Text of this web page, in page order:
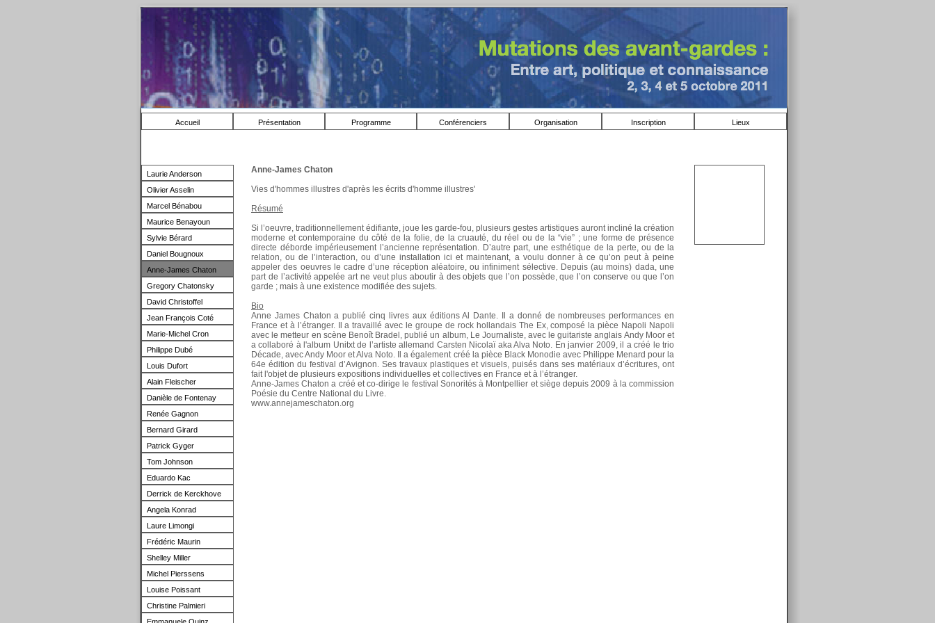
Accueil Présentation Programme Conférenciers Organisation Inscription Lieux
Laurie Anderson
Olivier Asselin
Marcel Bénabou
Maurice Benayoun
Sylvie Bérard
Daniel Bougnoux
Anne-James Chaton
Gregory Chatonsky
David Christoffel
Jean François Coté
Marie-Michel Cron
Philippe Dubé
Louis Dufort
Alain Fleischer
Danièle de Fontenay
Renée Gagnon
Bernard Girard
Patrick Gyger
Tom Johnson
Eduardo Kac
Derrick de Kerckhove
Angela Konrad
Laure Limongi
Frédéric Maurin
Shelley Miller
Michel Pierssens
Louise Poissant
Christine Palmieri
Anne-James Chaton
Vies d'hommes illustres d'après les écrits d'homme illustres'
Résumé
Si l’oeuvre, traditionnellement édifiante, joue les garde-fou, plusieurs gestes artistiques auront incliné la création
moderne et contemporaine du côté de la folie, de la cruauté, du réel ou de la “vie” ; une forme de présence
directe déborde impérieusement l’ancienne représentation. D’autre part, une esthétique de la perte, ou de la
relation, ou de l’interaction, ou d’une installation ici et maintenant, a voulu donner à ce qu’on peut à peine
appeler des oeuvres le cadre d’une réception aléatoire, ou infiniment sélective. Depuis (au moins) dada, une
part de l’activité appelée art ne veut plus aboutir à des objets que l’on possède, que l’on conserve ou que l’on
garde ; mais à une existence modifiée des sujets.
Bio
Anne James Chaton a publié cinq livres aux éditions Al Dante. Il a donné de nombreuses performances en
France et à l’étranger. Il a travaillé avec le groupe de rock hollandais The Ex, composé la pièce Napoli Napoli
avec le metteur en scène Benoît Bradel, publié un album, Le Journaliste, avec le guitariste anglais Andy Moor et
a collaboré à l'album Unitxt de l’artiste allemand Carsten Nicolaï aka Alva Noto. En janvier 2009, il a créé le trio
Décade, avec Andy Moor et Alva Noto. Il a également créé la pièce Black Monodie avec Philippe Menard pour la
64e édition du festival d’Avignon. Ses travaux plastiques et visuels, puisés dans ses matériaux d’écritures, ont
fait l'objet de plusieurs expositions individuelles et collectives en France et à l’étranger.
Anne-James Chaton a créé et co-dirige le festival Sonorités à Montpellier et siège depuis 2009 à la commission
Poésie du Centre National du Livre.
www.annejameschaton.org